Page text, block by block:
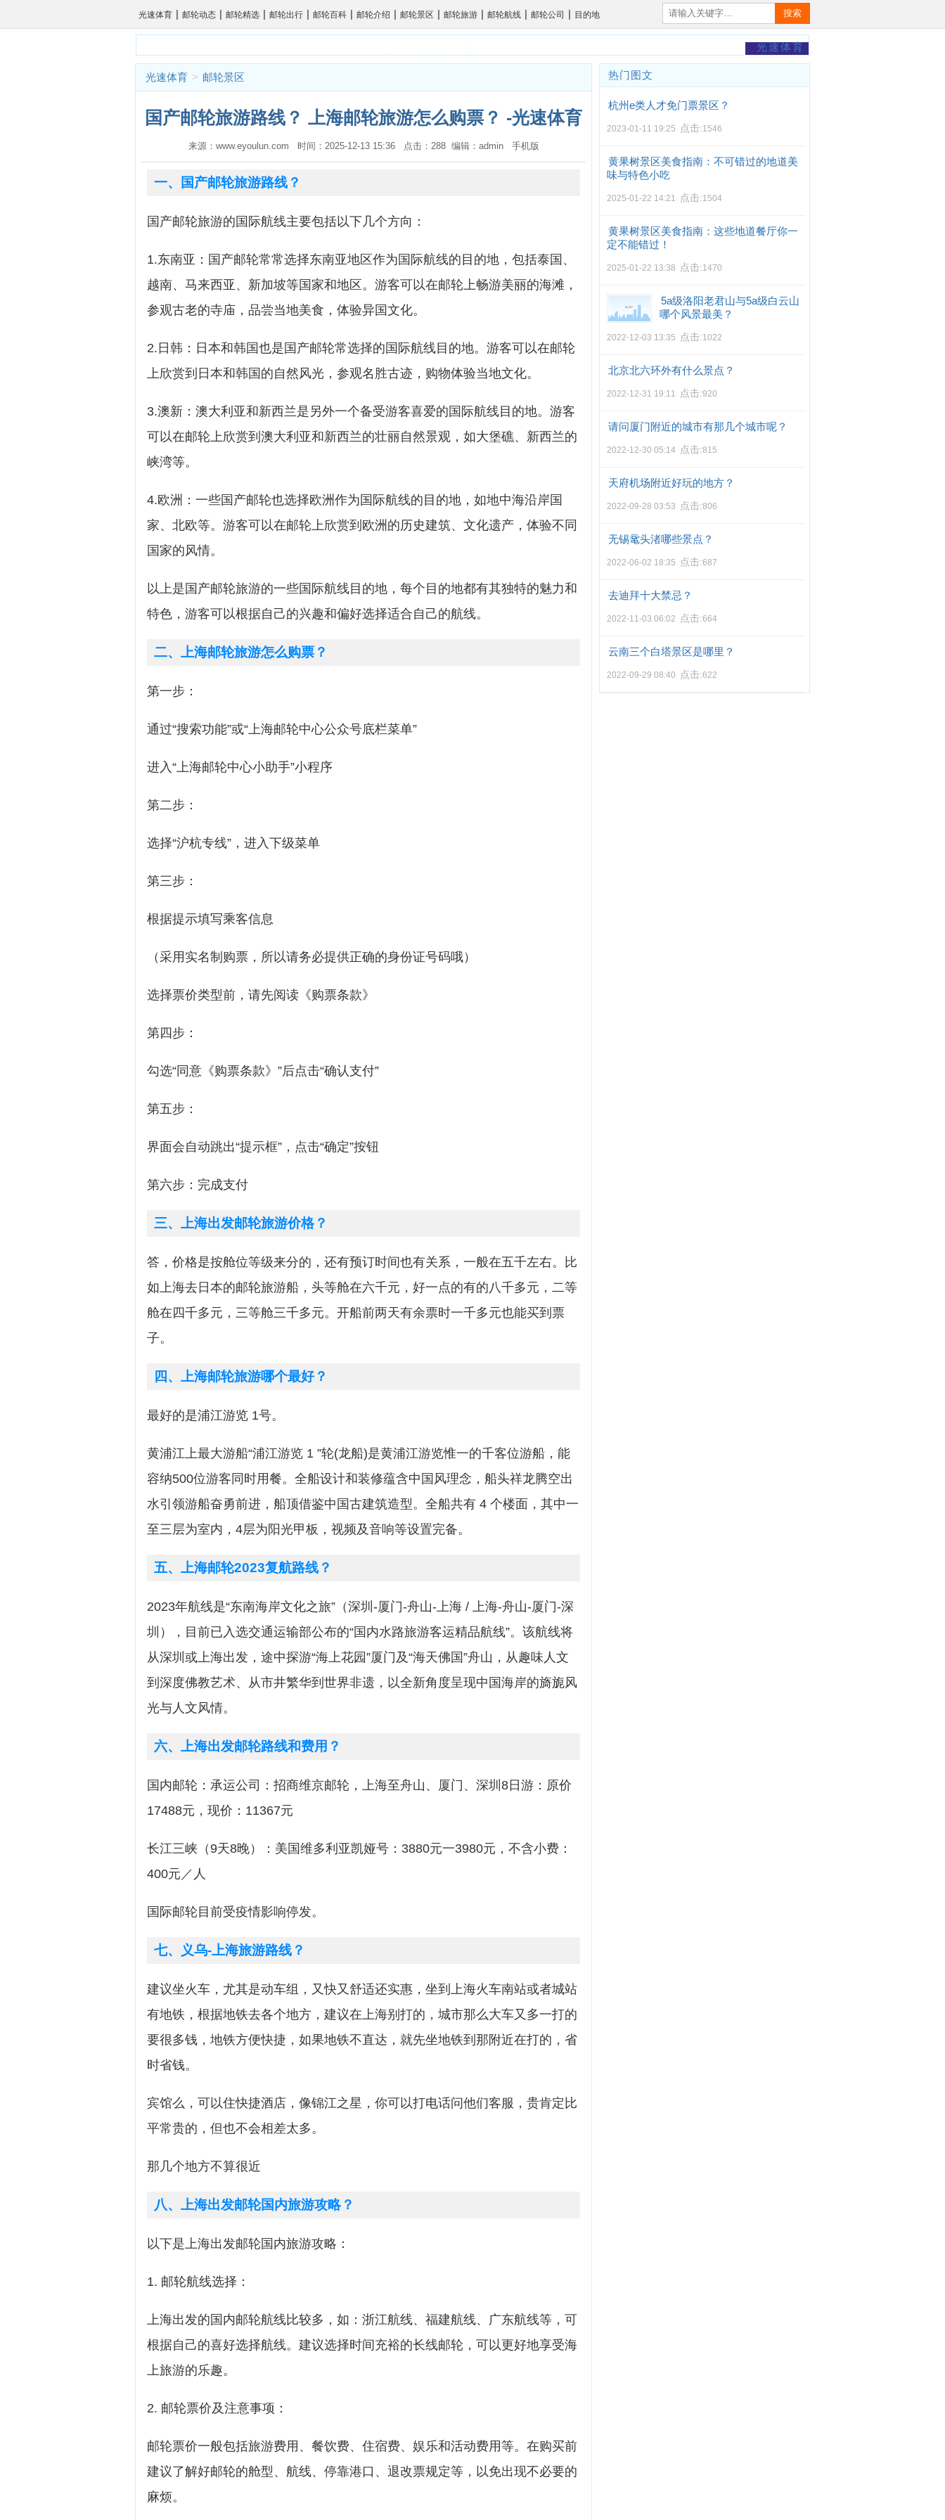
光速体育 | 邮轮动态 | 邮轮精选 | 邮轮出行 | 邮轮百科 | 邮轮介绍 | 邮轮景区 | 邮轮旅游 | 邮轮航线 | 邮轮公司 | 目的地 搜索
光速体育
光速体育 > 邮轮景区
国产邮轮旅游路线？ 上海邮轮旅游怎么购票？ -光速体育
来源：www.eyoulun.com 时间：2025-12-13 15:36 点击：288 编辑：admin 手机版
一、国产邮轮旅游路线？
国产邮轮旅游的国际航线主要包括以下几个方向：
1.东南亚：国产邮轮常常选择东南亚地区作为国际航线的目的地，包括泰国、
越南、马来西亚、新加坡等国家和地区。游客可以在邮轮上畅游美丽的海滩，
参观古老的寺庙，品尝当地美食，体验异国文化。
2.日韩：日本和韩国也是国产邮轮常选择的国际航线目的地。游客可以在邮轮
上欣赏到日本和韩国的自然风光，参观名胜古迹，购物体验当地文化。
3.澳新：澳大利亚和新西兰是另外一个备受游客喜爱的国际航线目的地。游客
可以在邮轮上欣赏到澳大利亚和新西兰的壮丽自然景观，如大堡礁、新西兰的
峡湾等。
4.欧洲：一些国产邮轮也选择欧洲作为国际航线的目的地，如地中海沿岸国
家、北欧等。游客可以在邮轮上欣赏到欧洲的历史建筑、文化遗产，体验不同
国家的风情。
以上是国产邮轮旅游的一些国际航线目的地，每个目的地都有其独特的魅力和
特色，游客可以根据自己的兴趣和偏好选择适合自己的航线。
二、上海邮轮旅游怎么购票？
第一步：
通过“搜索功能”或“上海邮轮中心公众号底栏菜单”
进入“上海邮轮中心小助手”小程序
第二步：
选择“沪杭专线”，进入下级菜单
第三步：
根据提示填写乘客信息
（采用实名制购票，所以请务必提供正确的身份证号码哦）
选择票价类型前，请先阅读《购票条款》
第四步：
勾选“同意《购票条款》”后点击“确认支付”
第五步：
界面会自动跳出“提示框”，点击“确定”按钮
第六步：完成支付
三、上海出发邮轮旅游价格？
答，价格是按舱位等级来分的，还有预订时间也有关系，一般在五千左右。比
如上海去日本的邮轮旅游船，头等舱在六千元，好一点的有的八千多元，二等
舱在四千多元，三等舱三千多元。开船前两天有余票时一千多元也能买到票
子。
四、上海邮轮旅游哪个最好？
最好的是浦江游览 1号。
黄浦江上最大游船“浦江游览 1 ”轮(龙船)是黄浦江游览惟一的千客位游船，能
容纳500位游客同时用餐。全船设计和装修蕴含中国风理念，船头祥龙腾空出
水引领游船奋勇前进，船顶借鉴中国古建筑造型。全船共有 4 个楼面，其中一
至三层为室内，4层为阳光甲板，视频及音响等设置完备。
五、上海邮轮2023复航路线？
2023年航线是“东南海岸文化之旅”（深圳-厦门-舟山-上海 / 上海-舟山-厦门-深
圳），目前已入选交通运输部公布的“国内水路旅游客运精品航线”。该航线将
从深圳或上海出发，途中探游“海上花园”厦门及“海天佛国”舟山，从趣味人文
到深度佛教艺术、从市井繁华到世界非遗，以全新角度呈现中国海岸的旖旎风
光与人文风情。
六、上海出发邮轮路线和费用？
国内邮轮：承运公司：招商维京邮轮，上海至舟山、厦门、深圳8日游：原价
17488元，现价：11367元
长江三峡（9天8晚）：美国维多利亚凯娅号：3880元一3980元，不含小费：
400元／人
国际邮轮目前受疫情影响停发。
七、义乌-上海旅游路线？
建议坐火车，尤其是动车组，又快又舒适还实惠，坐到上海火车南站或者城站
有地铁，根据地铁去各个地方，建议在上海别打的，城市那么大车又多一打的
要很多钱，地铁方便快捷，如果地铁不直达，就先坐地铁到那附近在打的，省
时省钱。
宾馆么，可以住快捷酒店，像锦江之星，你可以打电话问他们客服，贵肯定比
平常贵的，但也不会相差太多。
那几个地方不算很近
八、上海出发邮轮国内旅游攻略？
以下是上海出发邮轮国内旅游攻略：
1. 邮轮航线选择：
上海出发的国内邮轮航线比较多，如：浙江航线、福建航线、广东航线等，可
根据自己的喜好选择航线。建议选择时间充裕的长线邮轮，可以更好地享受海
上旅游的乐趣。
2. 邮轮票价及注意事项：
邮轮票价一般包括旅游费用、餐饮费、住宿费、娱乐和活动费用等。在购买前
建议了解好邮轮的舱型、航线、停靠港口、退改票规定等，以免出现不必要的
麻烦。
热门图文
杭州e类人才免门票景区？
2023-01-11 19:25 点击:1546
黄果树景区美食指南：不可错过的地道美
味与特色小吃
2025-01-22 14:21 点击:1504
黄果树景区美食指南：这些地道餐厅你一
定不能错过！
2025-01-22 13:38 点击:1470
5a级洛阳老君山与5a级白云山
哪个风景最美？
2022-12-03 13:35 点击:1022
北京北六环外有什么景点？
2022-12-31 19:11 点击:920
请问厦门附近的城市有那几个城市呢？
2022-12-30 05:14 点击:815
天府机场附近好玩的地方？
2022-09-28 03:53 点击:806
无锡鼋头渚哪些景点？
2022-06-02 18:35 点击:687
去迪拜十大禁忌？
2022-11-03 06:02 点击:664
云南三个白塔景区是哪里？
2022-09-29 08:40 点击:622